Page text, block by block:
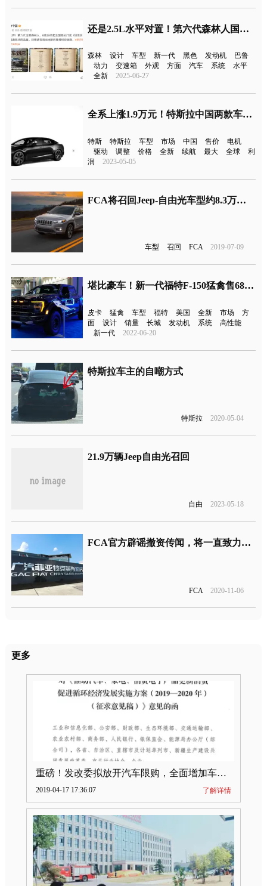
还是2.5L水平对置！第六代森林人国内首发
森林 设计 车型 新一代 黑色 发动机
巴鲁
动力
变速箱 外观 方面 汽车 系统
水平
全新
2025-06-27
全系上涨1.9万元！特斯拉中国两款车型涨价
特斯 特斯拉 车型 市场 中国 售价
电机
驱动
调整 价格 全新 续航 最大 全球
利
润
2023-05-05
FCA将召回Jeep-自由光车型约8.3万辆 因离合器会滑到空挡
车型 召回 FCA 2019-07-09
堪比豪车！新一代福特F-150猛禽售68.68万元
皮卡 猛禽 车型 福特 美国 全新 市场
方
面
设计 销量 长城 发动机 系统
高性能
新一代
2022-06-20
特斯拉车主的自嘲方式
特斯拉 2020-05-04
21.9万辆Jeep自由光召回
自由 2023-05-18
FCA官方辟谣撤资传闻，将一直致力于拓展中国市场
FCA 2020-11-06
更多
重磅！发改委拟放开汽车限购，全面增加车牌指标
2019-04-17 17:36:07 了解详情